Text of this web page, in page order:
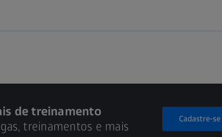
de treinamento
treinamentos e mais
Cadastre-se